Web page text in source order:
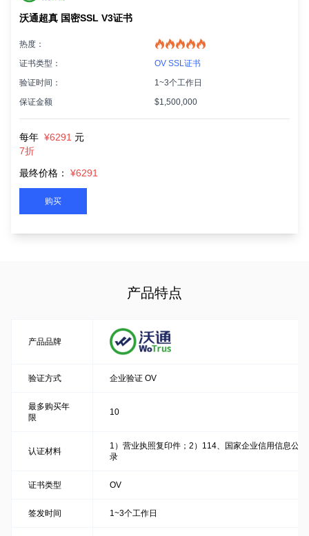
沃通超真 国密SSL V3证书
热度：
证书类型：
OV SSL证书
验证时间：
1~3个工作日
保证金额
$1,500,000
每年 ¥6291 元
7折
最终价格：
¥6291
购买
产品特点
产品品牌
验证方式 企业验证 OV
最多购买年
限
10
认证材料
1）营业执照复印件；2）114、国家企业信用信息公
录
证书类型 OV
签发时间 1~3个工作日